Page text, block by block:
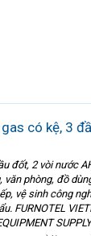
có kệ, 3
đốt, 2 vòi nước
văn phòng, đồ
vệ sinh công
FURNOTEL